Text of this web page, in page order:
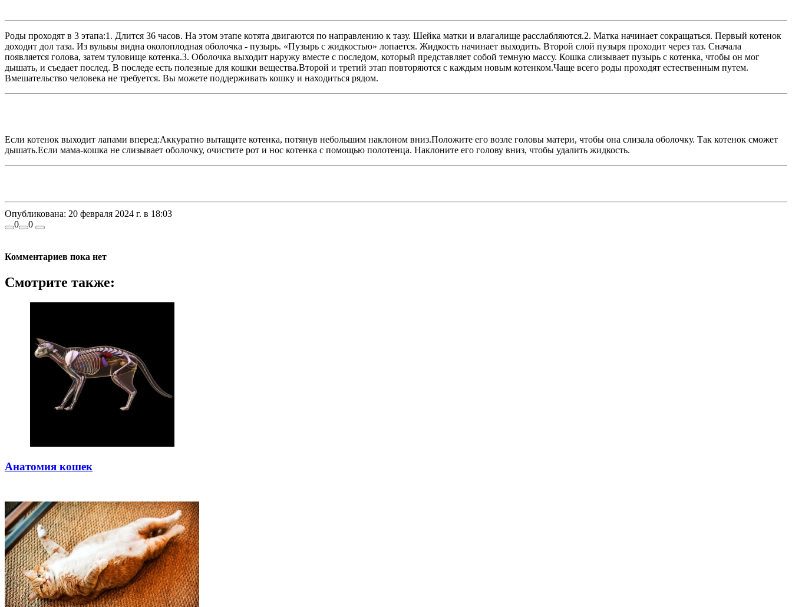
Роды проходят в 3 этапа:1. Длится 36 часов. На этом этапе котята двигаются по направлению к тазу. Шейка матки и влагалище расслабляются.2. Матка начинает сокращаться. Первый котенок
доходит дол таза. Из вульвы видна околоплодная оболочка - пузырь. «Пузырь с жидкостью» лопается. Жидкость начинает выходить. Второй слой пузыря проходит через таз. Сначала
появляется голова, затем туловище котенка.3. Оболочка выходит наружу вместе с последом, который представляет собой темную массу. Кошка слизывает пузырь с котенка, чтобы он мог
дышать, и съедает послед. В последе есть полезные для кошки вещества.Второй и третий этап повторяются с каждым новым котенком.Чаще всего роды проходят естественным путем.
Вмешательство человека не требуется. Вы можете поддерживать кошку и находиться рядом.
Если котенок выходит лапами вперед:Аккуратно вытащите котенка, потянув небольшим наклоном вниз.Положите его возле головы матери, чтобы она слизала оболочку. Так котенок сможет
дышать.Если мама-кошка не слизывает оболочку, очистите рот и нос котенка с помощью полотенца. Наклоните его голову вниз, чтобы удалить жидкость.
Опубликована: 20 февраля 2024 г. в 18:03
0
0
Комментариев пока нет
Смотрите также:
Анатомия кошек